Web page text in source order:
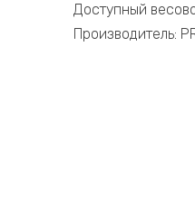
Доступный
Производитель: